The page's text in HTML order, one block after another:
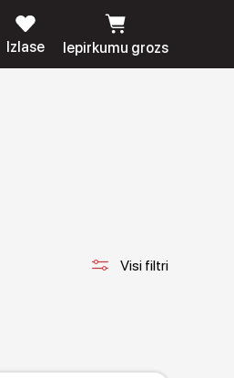
Izlase Iepirkumu grozs
Visi filtri